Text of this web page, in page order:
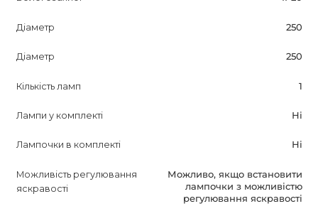
Діаметр 250
Діаметр 250
Кількість ламп 1
Лампи у комплекті Ні
Лампочки в комплекті Ні
Можливість регулювання
яскравості
Можливо, якщо встановити
лампочки з можливістю
регулювання яскравості